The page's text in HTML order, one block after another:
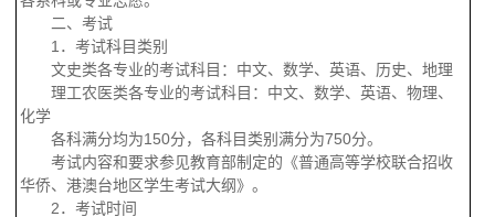
二、考试
1 ．考试科目类别
文史类各专业的考试科目：中文、数学、英语、历史、地理
理工农医类各专业的考试科目：中文、数学、英语、物理、
化学
各科满分均为150分，各科目类别满分为750分。
考试内容和要求参见教育部制定的《普通高等学校联合招收
华侨、港澳台地区学生考试大纲》。
2．考试时间